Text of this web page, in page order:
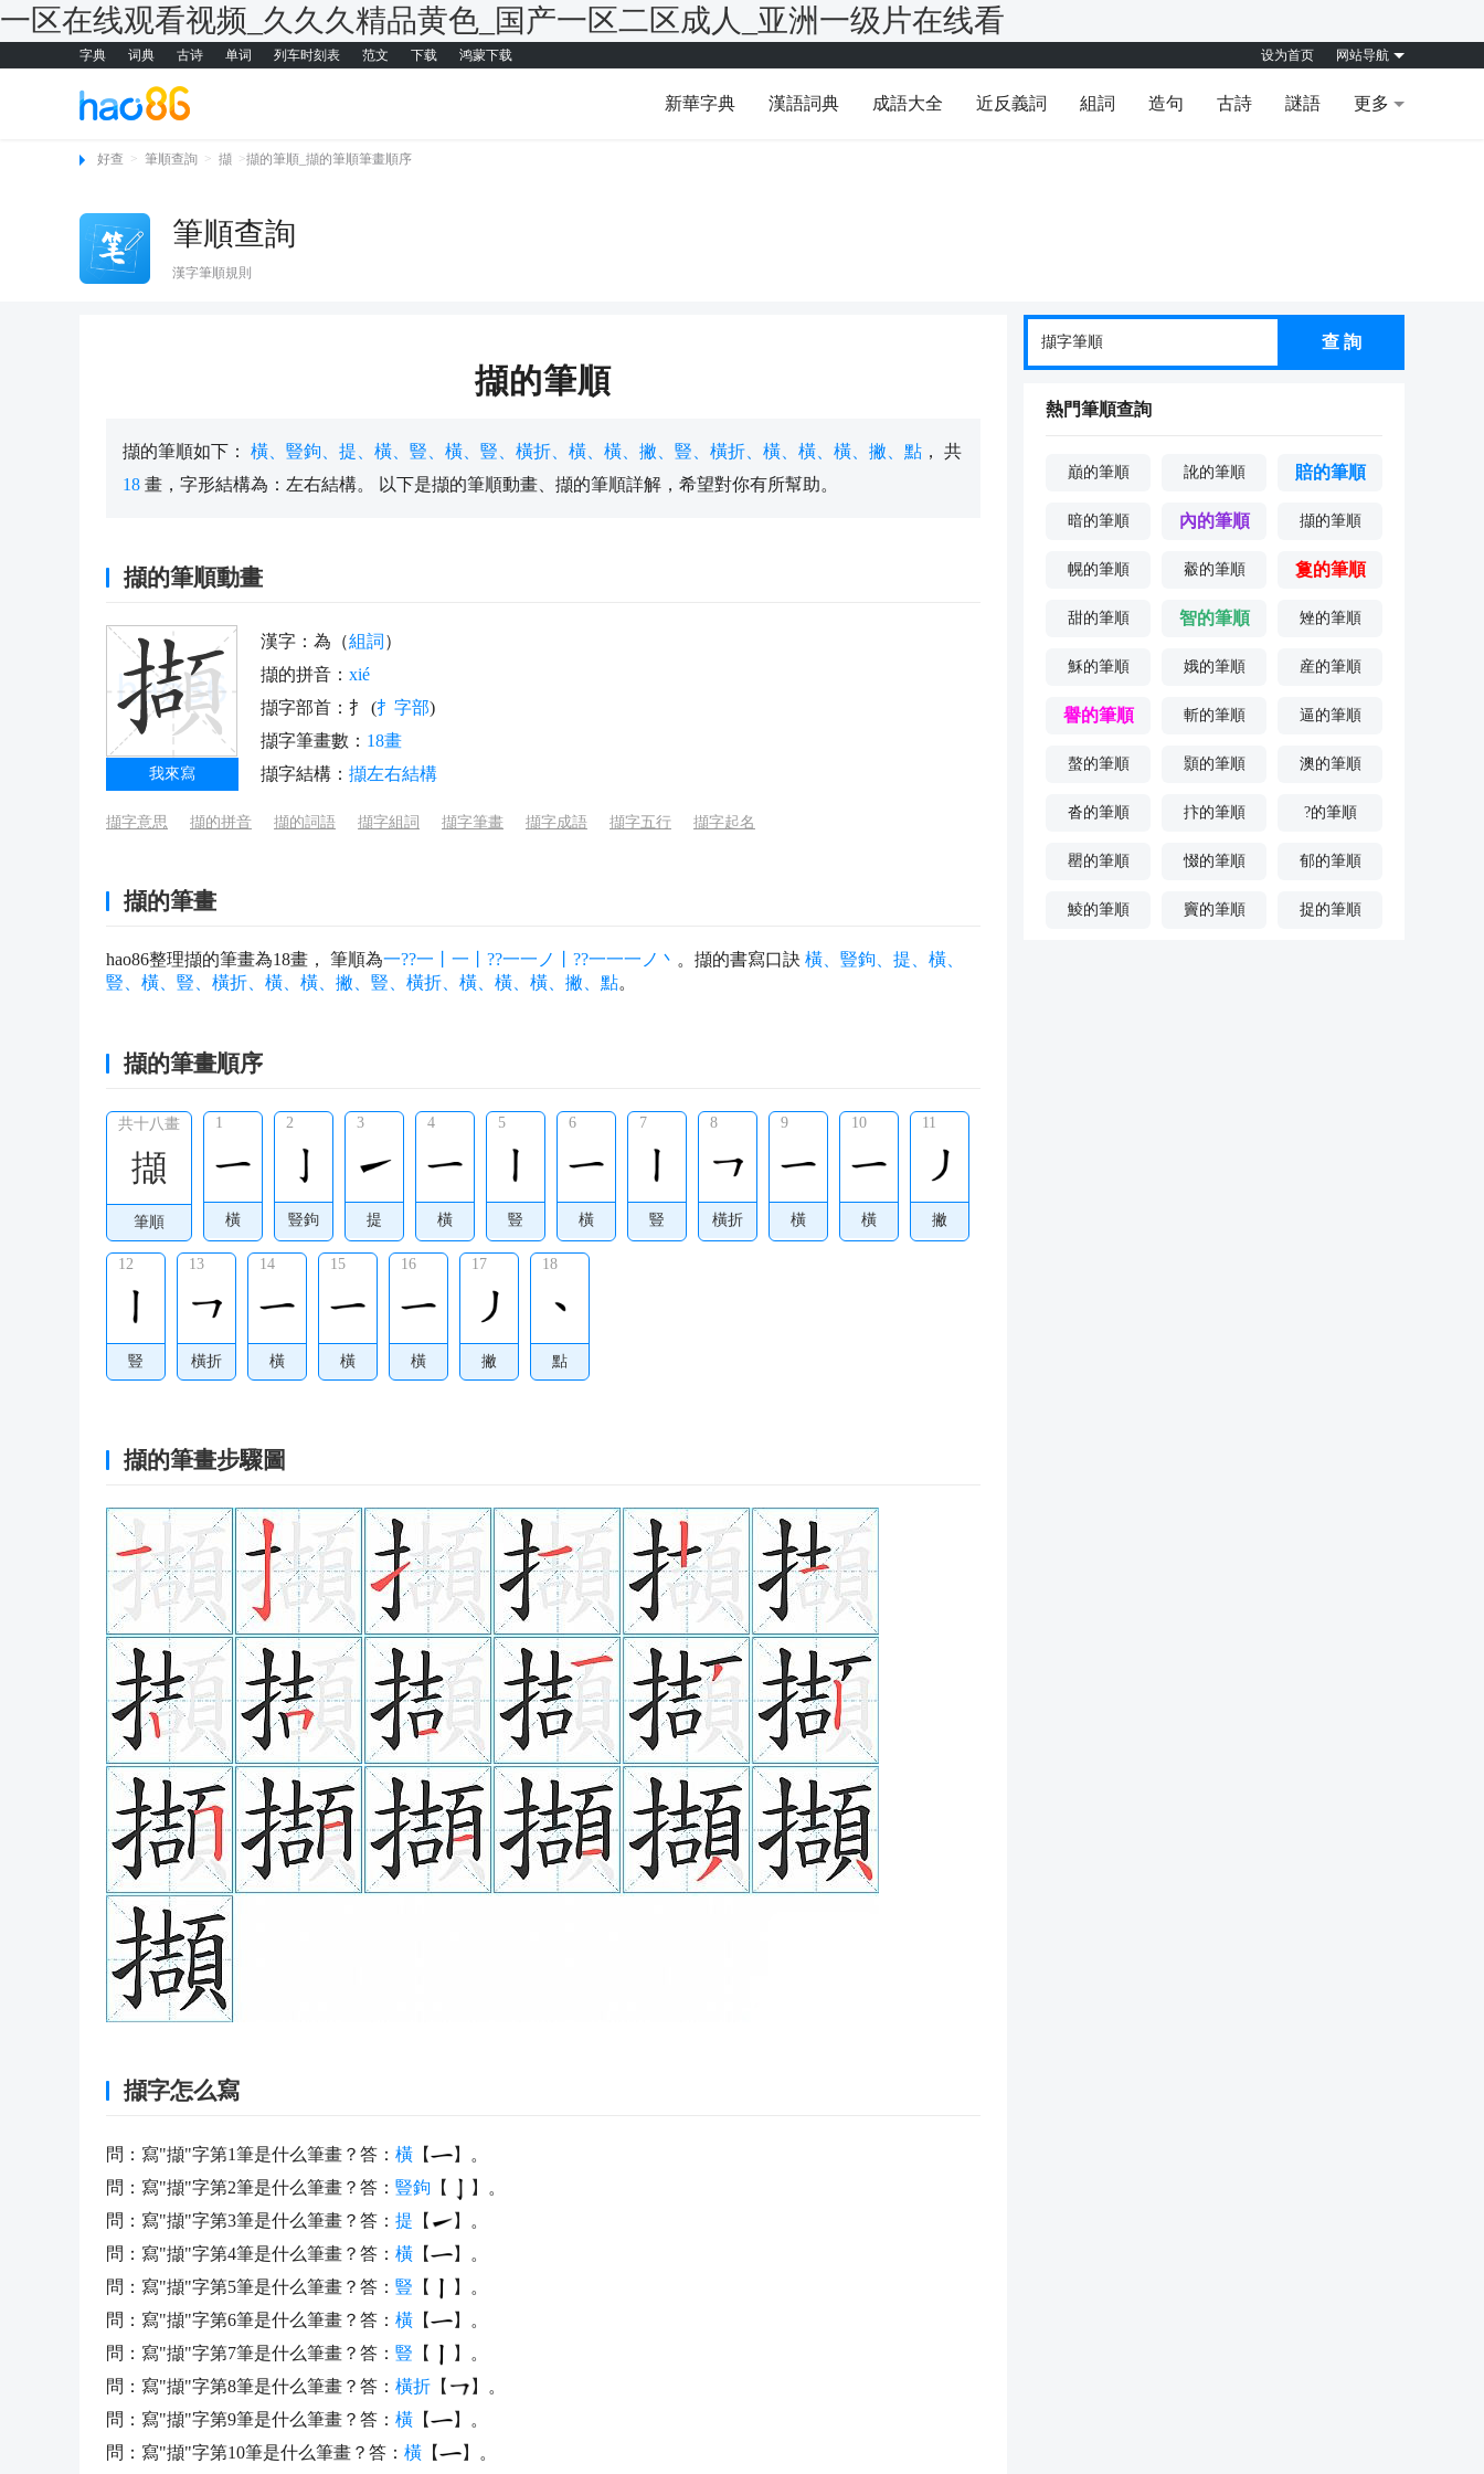
一区在线观看视频_久久久精品黄色_国产一区二区成人_亚洲一级片在线看
字典 词典 古诗 单词 列车时刻表 范文 下载 鸿蒙下载 设为首页 网站导航
新華字典 漢語詞典 成語大全 近反義詞 組詞 造句 古詩 謎語 更多
好查 > 筆順查詢 > 擷 >擷的筆順_擷的筆順筆畫順序
筆順查詢
漢字筆順規則
擷的筆順
擷的筆順如下： 橫、豎鉤、提、橫、豎、橫、豎、橫折、橫、橫、撇、豎、橫折、橫、橫、橫、撇、點 ， 共
18 畫，字形結構為：左右結構。 以下是擷的筆順動畫、擷的筆順詳解，希望對你有所幫助。
擷的筆順動畫
我來寫
漢字：為（組詞 ）
擷的拼音： xié
擷字部首：扌 (扌字部)
擷字筆畫數： 18畫
擷字結構： 擷左右結構
擷字意思 擷的拼音 擷的詞語 擷字組詞 擷字筆畫 擷字成語 擷字五行 擷字起名
擷的筆畫
hao86整理擷的筆畫為18畫， 筆順為一??一丨一丨??一一ノ丨??一一一ノ丶 。擷的書寫口訣 橫、豎鉤、提、橫、
豎、橫、豎、橫折、橫、橫、撇、豎、橫折、橫、橫、橫、撇、點。
擷的筆畫順序
共十八畫
擷
筆順
1
橫
2
豎鉤
3
提
4
橫
5
豎
6
橫
7
豎
8
橫折
9
橫
10
橫
11
撇
12
豎
13
橫折
14
橫
15
橫
16
橫
17
撇
18
點
擷的筆畫步驟圖
擷字怎么寫
問：寫"擷"字第1筆是什么筆畫？答： 橫 【
】。
問：寫"擷"字第2筆是什么筆畫？答： 豎鉤 【
】。
問：寫"擷"字第3筆是什么筆畫？答： 提 【
】。
問：寫"擷"字第4筆是什么筆畫？答： 橫 【
】。
問：寫"擷"字第5筆是什么筆畫？答： 豎 【
】。
問：寫"擷"字第6筆是什么筆畫？答： 橫 【
】。
問：寫"擷"字第7筆是什么筆畫？答： 豎 【
】。
問：寫"擷"字第8筆是什么筆畫？答： 橫折 【
】。
問：寫"擷"字第9筆是什么筆畫？答： 橫 【
】。
問：寫"擷"字第10筆是什么筆畫？答： 橫 【
】。
查 詢
熱門筆順查詢
巔的筆順 訛的筆順 賠的筆順
暗的筆順 內的筆順 擷的筆順
幌的筆順 觳的筆順 敻的筆順
甜的筆順 智的筆順 矬的筆順
穌的筆順 娥的筆順 産的筆順
譽的筆順 斬的筆順 逼的筆順
螯的筆順 顥的筆順 澳的筆順
沓的筆順 抃的筆順 ?的筆順
罌的筆順 惙的筆順 郁的筆順
鯪的筆順 竇的筆順 捉的筆順